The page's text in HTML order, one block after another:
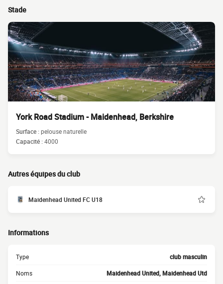
Stade
York Road Stadium - Maidenhead, Berkshire
Surface :pelouse naturelle
Capacité :4000
Autres équipes du club
Maidenhead United FC U18
Informations
Type club masculin
Noms Maidenhead United, Maidenhead Utd